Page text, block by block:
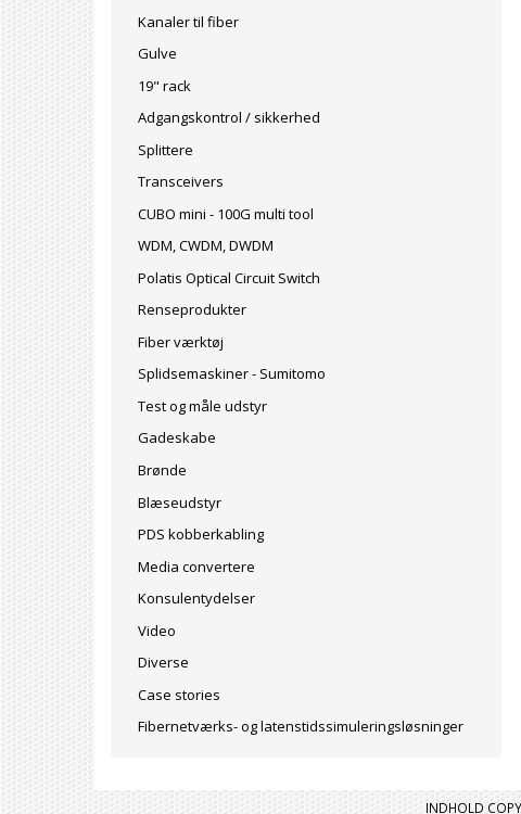
Kanaler til fiber
Gulve
19" rack
Adgangskontrol / sikkerhed
Splittere
Transceivers
CUBO mini - 100G multi tool
WDM, CWDM, DWDM
Polatis Optical Circuit Switch
Renseprodukter
Fiber værktøj
Splidsemaskiner - Sumitomo
Test og måle udstyr
Gadeskabe
Brønde
Blæseudstyr
PDS kobberkabling
Media convertere
Konsulentydelser
Video
Diverse
Case stories
Fibernetværks- og latenstidssimuleringsløsninger
INDHOLD